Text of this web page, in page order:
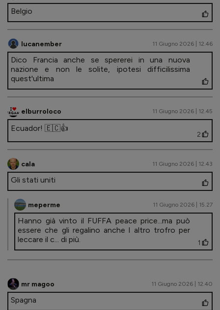
Belgio
lucanember 11 Giugno 2026 | 12.46
Dico Francia anche se spererei in una nuova
nazione e non le solite, ipotesi difficilissima
quest'ultima
elburroloco 11 Giugno 2026 | 12.45
Ecuador! 🇪🇨👍
2
cala 11 Giugno 2026 | 12.43
Gli stati uniti
meperme 11 Giugno 2026 | 15.27
Hanno già vinto il FUFFA peace price...ma può
essere che gli regalino anche l altro trofro per
leccare il c... di più.
1
mr magoo 11 Giugno 2026 | 12.40
Spagna